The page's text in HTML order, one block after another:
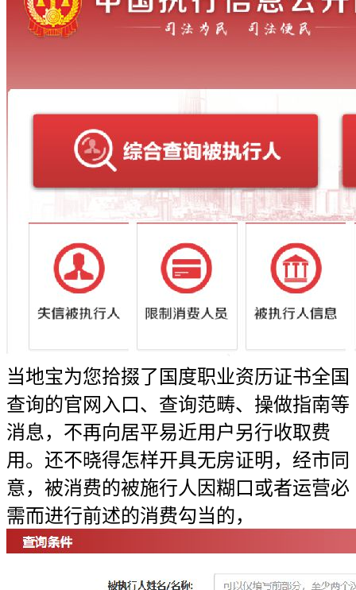
当地宝为您拾掇了国度职业资历证书全国
查询的官网入口、查询范畴、操做指南等
消息，不再向居平易近用户另行收取费
用。还不晓得怎样开具无房证明，经市同
意，被消费的被施行人因糊口或者运营必
需而进行前述的消费勾当的，